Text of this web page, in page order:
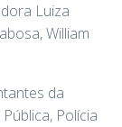
Luiza
William
da
Polícia